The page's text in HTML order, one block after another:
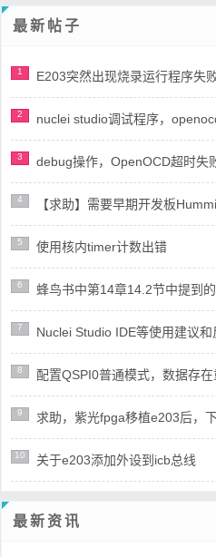
最新帖子
1 E203突然出现烧录运行程序失
2 nuclei studio调试程序，
3 debug操作，OpenOCD超时失
4 【求助】需要早期开发板
5 使用核内timer计数出错
6 蜂鸟书中第14章14.2节中提到
7 Nuclei Studio IDE等使用建议和
8 配置QSPI0普通模式，数据存
9 求助，紫光fpga移植e203后，
10 关于e203添加外设到icb总线
最新资讯